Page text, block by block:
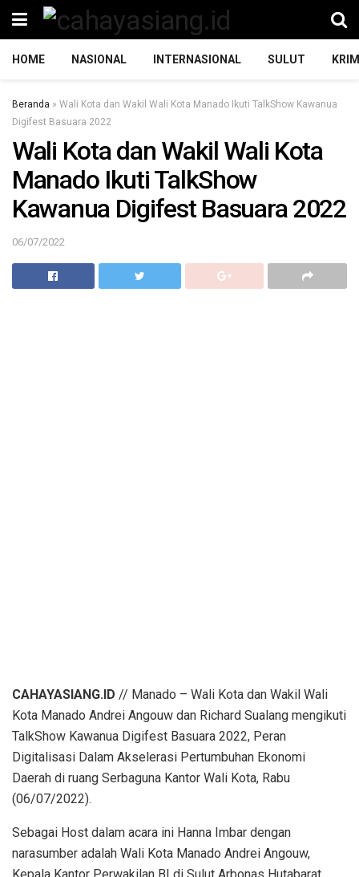
HOME NASIONAL INTERNASIONAL SULUT
Beranda » Wali Kota dan Wakil Wali Kota Manado Ikuti TalkShow Kawanua
Digifest Basuara 2022
Wali Kota dan Wakil Wali Kota
Manado Ikuti TalkShow
Kawanua Digifest Basuara 2022
06/07/2022
CAHAYASIANG.ID // Manado – Wali Kota dan Wakil Wali
Kota Manado Andrei Angouw dan Richard Sualang mengikuti
TalkShow Kawanua Digifest Basuara 2022, Peran
Digitalisasi Dalam Akselerasi Pertumbuhan Ekonomi
Daerah di ruang Serbaguna Kantor Wali Kota, Rabu
(06/07/2022).
Sebagai Host dalam acara ini Hanna Imbar dengan
narasumber adalah Wali Kota Manado Andrei Angouw,